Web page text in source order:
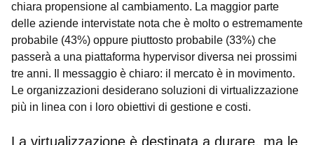
chiara propensione al cambiamento. La maggior parte
delle aziende intervistate nota che è molto o estremamente
probabile (43%) oppure piuttosto probabile (33%) che
passerà a una piattaforma hypervisor diversa nei prossimi
tre anni. Il messaggio è chiaro: il mercato è in movimento.
Le organizzazioni desiderano soluzioni di virtualizzazione
più in linea con i loro obiettivi di gestione e costi.
La virtualizzazione è destinata a durare, ma le